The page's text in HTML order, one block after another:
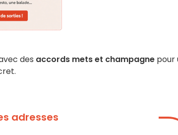
des accords mets et champagne pour
adresses